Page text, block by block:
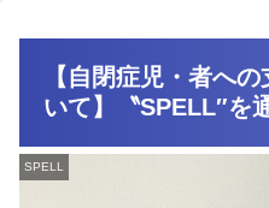
【自閉症児・者へ
いて】〝SPELL″を
SPELL